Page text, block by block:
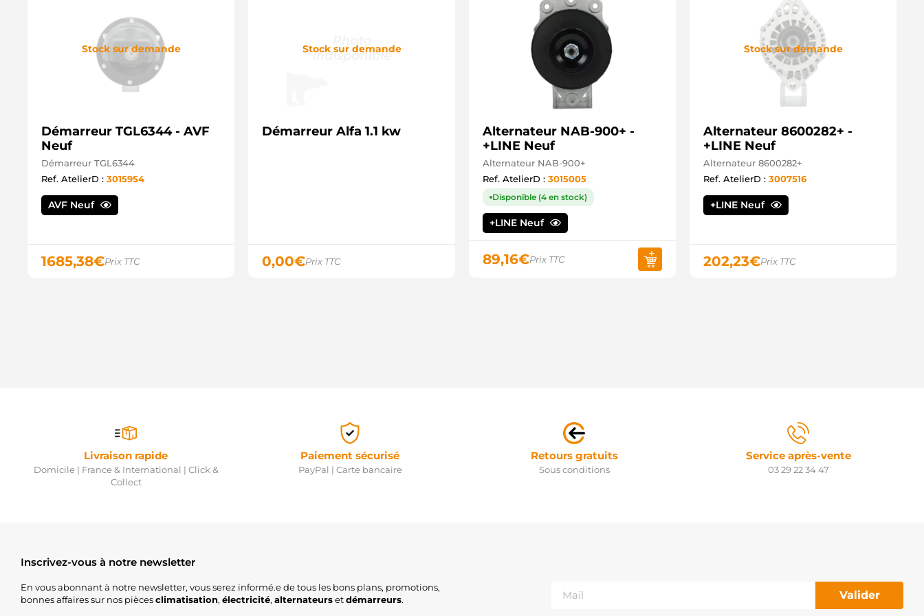
Stock sur demande
Démarreur TGL6344 - AVF
Neuf
Démarreur TGL6344
Ref. AtelierD : 3015954
AVF Neuf
1685,38€Prix TTC
Stock sur demande
Démarreur Alfa 1.1 kw
0,00€Prix TTC
Alternateur NAB-900+ -
+LINE Neuf
Alternateur NAB-900+
Ref. AtelierD : 3015005
Disponible (4 en stock)
+LINE Neuf
89,16€Prix TTC
Stock sur demande
Alternateur 8600282+ -
+LINE Neuf
Alternateur 8600282+
Ref. AtelierD : 3007516
+LINE Neuf
202,23€Prix TTC
Livraison rapide
Domicile | France & International | Click &
Collect
Paiement sécurisé
PayPal | Carte bancaire
Retours gratuits
Sous conditions
Service après-vente
03 29 22 34 47
Inscrivez-vous à notre newsletter
En vous abonnant à notre newsletter, vous serez informé.e de tous les bons plans, promotions,
bonnes affaires sur nos piècesclimatisation, électricité, alternateursetdémarreurs. Valider